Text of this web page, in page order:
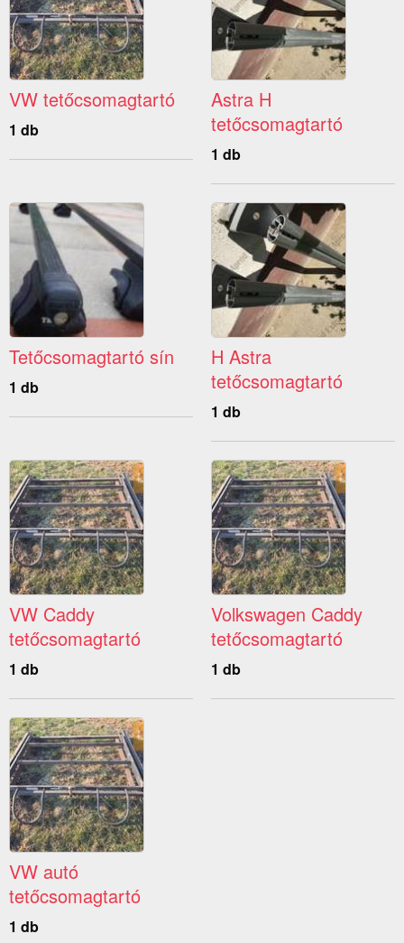
VW tetőcsomagtartó
1 db
Astra H
tetőcsomagtartó
1 db
Tetőcsomagtartó sín
1 db
H Astra
tetőcsomagtartó
1 db
VW Caddy
tetőcsomagtartó
1 db
Volkswagen Caddy
tetőcsomagtartó
1 db
VW autó
tetőcsomagtartó
1 db